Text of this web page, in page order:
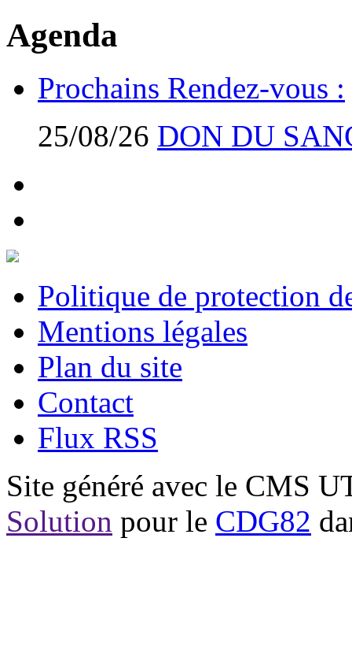
Agenda
Prochains Rendez-vous :
25/08/26 DON DU
Politique de protection
Mentions légales
Plan du site
Contact
Flux RSS
Site généré avec le CMS
Solution pour le CDG82